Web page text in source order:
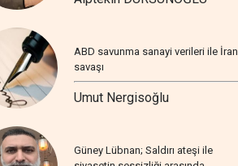
ABD savunma sanayi verileri ile İran
savaşı
Umut Nergisoğlu
Güney Lübnan; Saldırı ateşi ile